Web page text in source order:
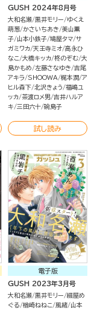
GUSH 2024年8月号
大和名瀬 黒井モリー
ゆくえ
萌葱 かさいちあき 美山薫
子 山本小鉄子 鳩屋タマ サ
ガミワカ 天王寺ミオ 高永ひ
なこ 大橋キッカ 柊のぞむ 大
島かもめ 左藤さなゆき 吉尾
アキラ SHOOWA 梶本潤 ア
ヒル森下 北沢きょう 福嶋ユ
ッカ 茶渡ロメ男 吉井ハルア
キ 三田六十 碗島子
試し読み
電子版
GUSH 2023年3月号
大和名瀬 黒井モリー 綴屋め
ぐる 楢崎ねねこ 風緒 山本